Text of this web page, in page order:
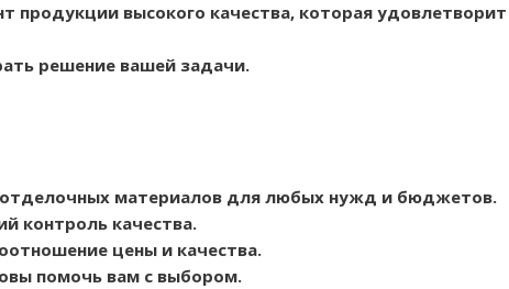
высокого качества, которая
решение вашей задачи.
материалов для любых нужд и бюджетов.
контроль качества.
цены и качества.
помочь вам с выбором.